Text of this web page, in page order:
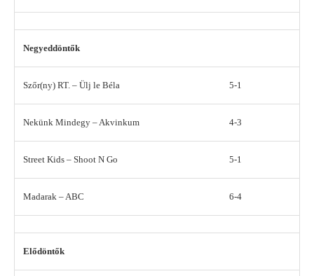
Negyeddöntők
Szőr(ny) RT. – Ülj le Béla 5-1
Nekünk Mindegy – Akvinkum 4-3
Street Kids – Shoot N Go 5-1
Madarak – ABC 6-4
Elődöntők